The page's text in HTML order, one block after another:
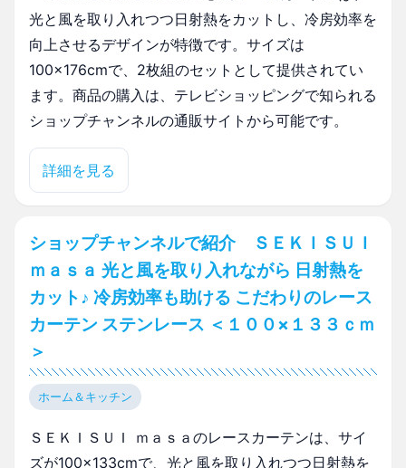
光と風を取り入れつつ日射熱をカットし、冷房効率を
向上させるデザインが特徴です。サイズは
100×176cmで、2枚組のセットとして提供されてい
ます。商品の購入は、テレビショッピングで知られる
ショップチャンネルの通販サイトから可能です。
詳細を見る
ショップチャンネルで紹介 ＳＥＫＩＳＵＩ
ｍａｓａ 光と風を取り入れながら 日射熱を
カット♪ 冷房効率も助ける こだわりのレース
カーテン ステンレース ＜１００×１３３ｃｍ
＞
ホーム＆キッチン
ＳＥＫＩＳＵＩ ｍａｓａのレースカーテンは、サイ
ズが100×133cmで、光と風を取り入れつつ日射熱を